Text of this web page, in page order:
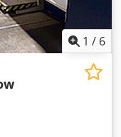
1 / 6